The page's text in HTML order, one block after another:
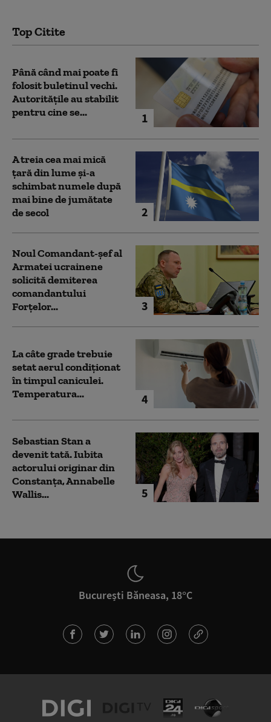
Top Citite
1
Până când mai poate fi
folosit buletinul vechi.
Autoritățile au stabilit
pentru cine se...
2
A treia cea mai mică
țară din lume și-a
schimbat numele după
mai bine de jumătate
de secol
3
Noul Comandant-șef al
Armatei ucrainene
solicită demiterea
comandantului
Forțelor...
4
La câte grade trebuie
setat aerul condiționat
în timpul caniculei.
Temperatura...
5
Sebastian Stan a
devenit tată. Iubita
actorului originar din
Constanța, Annabelle
Wallis...
București Băneasa, 18°C